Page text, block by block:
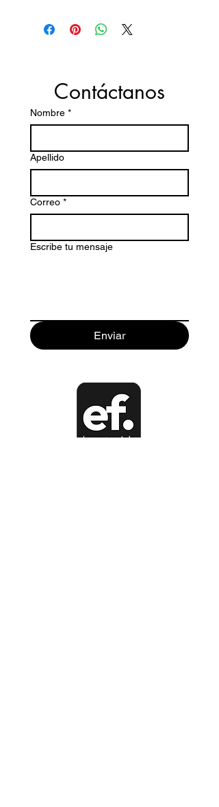
Contáctanos
Nombre *
Apellido
Correo *
Escribe tu mensaje
Enviar